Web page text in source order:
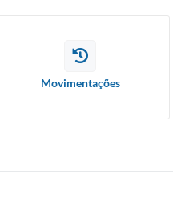
Movimentações